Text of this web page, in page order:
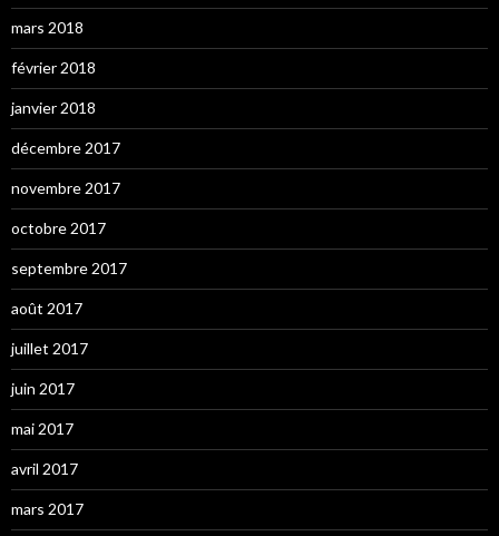
mars 2018
février 2018
janvier 2018
décembre 2017
novembre 2017
octobre 2017
septembre 2017
août 2017
juillet 2017
juin 2017
mai 2017
avril 2017
mars 2017